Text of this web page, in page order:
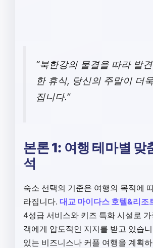
“북한강의 물결을 따라 발
한 휴식, 당신의 주말이 더
집니다.”
본론 1: 여행 테마별 맞
석
숙소 선택의 기준은 여행의 목적에
라집니다. 대교 마이다스 호텔&리조
4성급 서비스와 키즈 특화 시설로
객에게 압도적인 지지를 받고 있습
있는 비즈니스나 커플 여행을 계획